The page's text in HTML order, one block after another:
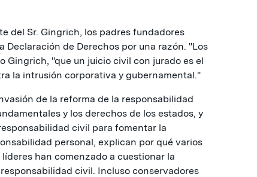
del Sr. Gingrich, los padres fundadores
Declaración de Derechos por una razón. "Los
Gingrich, "que un juicio civil con jurado es el
la intrusión corporativa y gubernamental."
de la reforma de la responsabilidad
y los derechos de los estados, y
civil para fomentar la
personal, explican por qué varios
han comenzado a cuestionar la
civil. Incluso conservadores